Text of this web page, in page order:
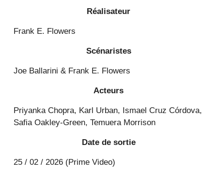
Réalisateur
Frank E. Flowers
Scénaristes
Joe Ballarini & Frank E. Flowers
Acteurs
Priyanka Chopra, Karl Urban, Ismael Cruz Córdova,
Safia Oakley-Green, Temuera Morrison
Date de sortie
25 / 02 / 2026 (Prime Video)